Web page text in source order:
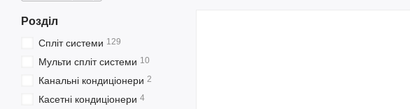
Розділ
Спліт системи 129
Мульти спліт системи 10
Канальні кондиціонери 2
Касетні кондиціонери 4